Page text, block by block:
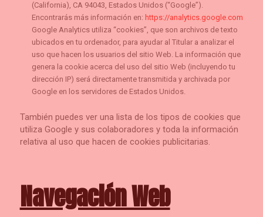
(California), CA 94043, Estados Unidos (“Google”).
Encontrarás más información en: https://analytics.google.com
Google Analytics utiliza “cookies”, que son archivos de texto
ubicados en tu ordenador, para ayudar al Titular a analizar el
uso que hacen los usuarios del sitio Web. La información que
genera la cookie acerca del uso del sitio Web (incluyendo tu
dirección IP) será directamente transmitida y archivada por
Google en los servidores de Estados Unidos.
También puedes ver una lista de los tipos de cookies que
utiliza Google y sus colaboradores y toda la información
relativa al uso que hacen de cookies publicitarias.
Navegación Web